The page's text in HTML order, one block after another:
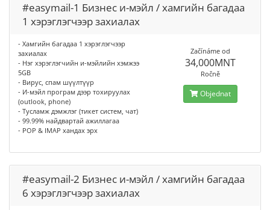
#easymail-1 Бизнес и-мэйл / хамгийн багадаа
1 хэрэглэгчээр захиалах
- Хамгийн багадаа 1 хэрэглэгчээр
захиалах
- Нэг хэрэглэгчийн и-мэйлийн хэмжээ
5GB
- Вирус, спам шүүлтүүр
- И-мэйл програм дээр тохируулах
(outlook, phone)
- Тусламж дэмжлэг (тикет систем, чат)
- 99.99% найдвартай ажиллагаа
- POP & IMAP хандах эрх
Začínáme od
34,000MNT
Ročně
Objednat
#easymail-2 Бизнес и-мэйл / хамгийн багадаа
6 хэрэглэгчээр захиалах